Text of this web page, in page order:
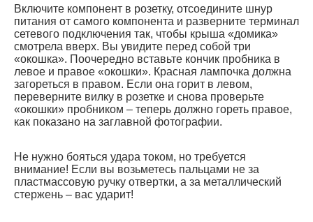
Включите компонент в розетку, отсоедините шнур
питания от самого компонента и разверните терминал
сетевого подключения так, чтобы крыша «домика»
смотрела вверх. Вы увидите перед собой три
«окошка». Поочередно вставьте кончик пробника в
левое и правое «окошки». Красная лампочка должна
загореться в правом. Если она горит в левом,
переверните вилку в розетке и снова проверьте
«окошки» пробником – теперь должно гореть правое,
как показано на заглавной фотографии.
Не нужно бояться удара током, но требуется
внимание! Если вы возьметесь пальцами не за
пластмассовую ручку отвертки, а за металлический
стержень – вас ударит!